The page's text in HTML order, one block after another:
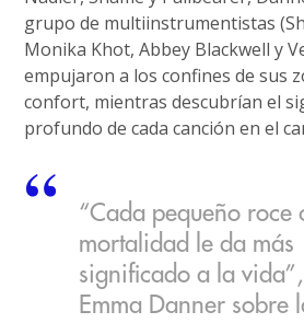
grupo de multiinstrumentistas
Monika Khot, Abbey Blackwell y
empujaron a los confines de sus
confort, mientras descubrían el
profundo de cada canción en el
“Cada pequeño roce
mortalidad le da más
significado a la
Emma Danner sobre